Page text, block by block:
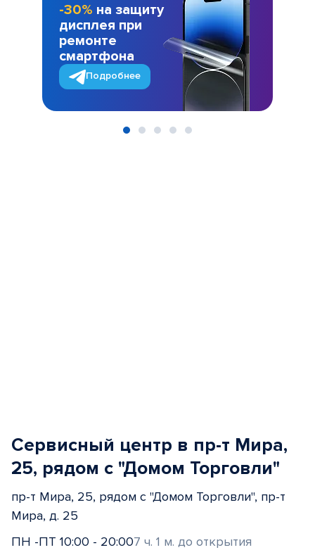
-30% на защиту
дисплея при
ремонте
смартфона
Подробнее
Сервисный центр в пр-т Мира,
25, рядом с "Домом Торговли"
пр-т Мира, 25, рядом с "Домом Торговли", пр-т
Мира, д. 25
ПН -ПТ 10:00 - 20:007 ч. 1 м. до открытия